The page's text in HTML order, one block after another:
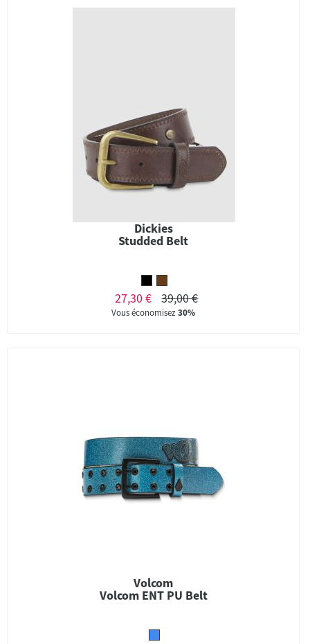
Dickies
Studded Belt
27,30 € 39,00 €
Vous économisez30%
Volcom
Volcom ENT PU Belt